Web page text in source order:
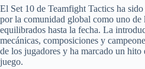
El Set 10 de Teamfight Tactics ha
por la comunidad global como uno de
equilibrados hasta la fecha. La
mecánicas, composiciones y
de los jugadores y ha marcado un
juego.